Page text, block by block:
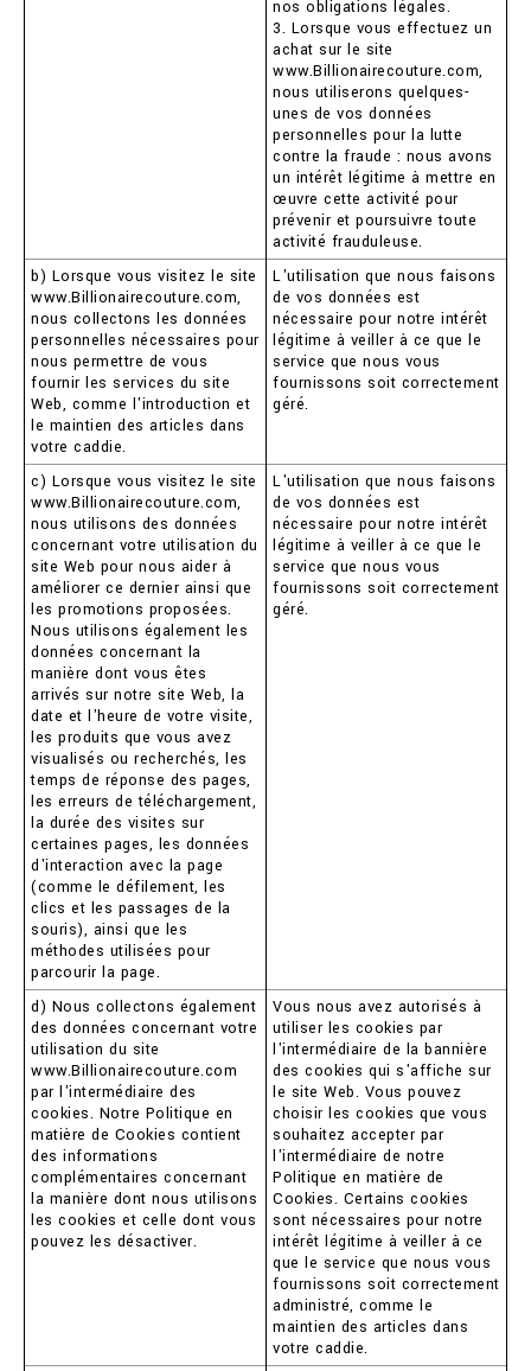
nos obligations légales.
3. Lorsque vous effectuez un
achat sur le site
www.Billionairecouture.com,
nous utiliserons quelques-
unes de vos données
personnelles pour la lutte
contre la fraude : nous avons
un intérêt légitime à mettre en
œuvre cette activité pour
prévenir et poursuivre toute
activité frauduleuse.
b) Lorsque vous visitez le site
www.Billionairecouture.com,
nous collectons les données
personnelles nécessaires pour
nous permettre de vous
fournir les services du site
Web, comme l'introduction et
le maintien des articles dans
votre caddie.
L'utilisation que nous faisons
de vos données est
nécessaire pour notre intérêt
légitime à veiller à ce que le
service que nous vous
fournissons soit correctement
géré.
c) Lorsque vous visitez le site
www.Billionairecouture.com,
nous utilisons des données
concernant votre utilisation du
site Web pour nous aider à
améliorer ce dernier ainsi que
les promotions proposées.
Nous utilisons également les
données concernant la
manière dont vous êtes
arrivés sur notre site Web, la
date et l'heure de votre visite,
les produits que vous avez
visualisés ou recherchés, les
temps de réponse des pages,
les erreurs de téléchargement,
la durée des visites sur
certaines pages, les données
d'interaction avec la page
(comme le défilement, les
clics et les passages de la
souris), ainsi que les
méthodes utilisées pour
parcourir la page.
L'utilisation que nous faisons
de vos données est
nécessaire pour notre intérêt
légitime à veiller à ce que le
service que nous vous
fournissons soit correctement
géré.
d) Nous collectons également
des données concernant votre
utilisation du site
www.Billionairecouture.com
par l'intermédiaire des
cookies. Notre Politique en
matière de Cookies contient
des informations
complémentaires concernant
la manière dont nous utilisons
les cookies et celle dont vous
pouvez les désactiver.
Vous nous avez autorisés à
utiliser les cookies par
l'intermédiaire de la bannière
des cookies qui s'affiche sur
le site Web. Vous pouvez
choisir les cookies que vous
souhaitez accepter par
l'intermédiaire de notre
Politique en matière de
Cookies. Certains cookies
sont nécessaires pour notre
intérêt légitime à veiller à ce
que le service que nous vous
fournissons soit correctement
administré, comme le
maintien des articles dans
votre caddie.